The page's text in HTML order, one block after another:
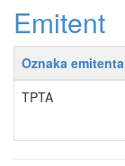
Emitent
Oznaka emitenta
TPTA